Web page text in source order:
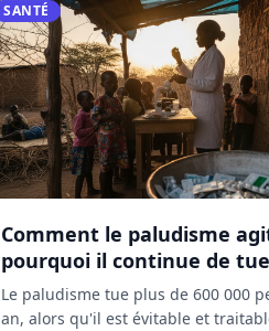
SANTÉ
Comment le paludisme
pourquoi il continue de
Le paludisme tue plus de 600 000
an, alors qu'il est évitable et